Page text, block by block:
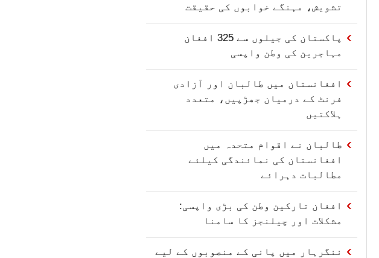
تشویش، مہنگے خوابوں کی حقیقت
پاکستان کی جیلوں سے 325 افغان
مہاجرین کی وطن واپسی
افغانستان میں طالبان اور آزادی
فرنٹ کے درمیان جھڑپیں، متعدد
ہلاکتیں
طالبان نے اقوام متحدہ میں
افغانستان کی نمائندگی کیلئے
مطالبات دہرائے
افغان تارکین وطن کی بڑی واپسی:
مشکلات اور چیلنجز کا سامنا
ننگرہار میں پانی کے منصوبوں کے لیے